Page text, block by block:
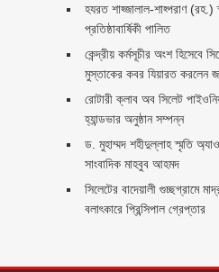
হযরত শাহ্জালাল-শাহ্পরাণ (রহ.)
প্রতিষ্ঠাবার্ষিকী পালিত ‎​
কেন্দ্রীয় কর্মসূচীর অংশ হিসেবে
মুস্তাকের কবর যিয়ারত করলেন
রোটারী ক্লাব অব সিলেট
হ্যান্ডভার অনুষ্ঠান সম্পন্ন
ড. মুহাম্মদ শহীদুল্লাহ স্মৃতি
সাংবাদিক মাহবুব আহমদ
সিলেটের বাদেয়ালী গুচ্ছগ্রামে
বলাৎকারে প্রিন্সিপাল গ্রেপ্তার ‎